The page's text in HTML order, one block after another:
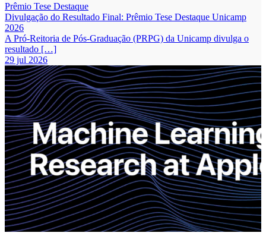
Prêmio Tese Destaque
Divulgação do Resultado Final: Prêmio Tese Destaque Unicamp
2026
A Pró-Reitoria de Pós-Graduação (PRPG) da Unicamp divulga o
resultado […]
29 jul 2026